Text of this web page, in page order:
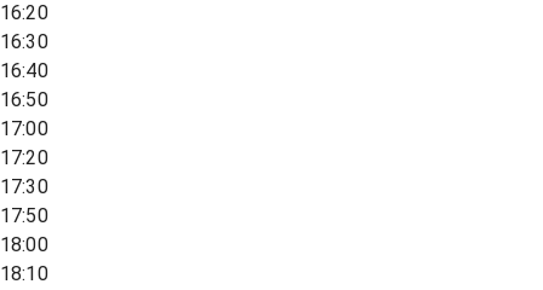
16:20
16:30
16:40
16:50
17:00
17:20
17:30
17:50
18:00
18:10